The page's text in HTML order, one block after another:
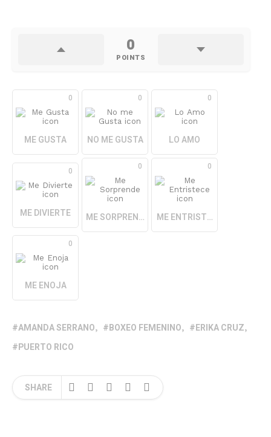
0
POINTS
0
ME GUSTA
0
NO ME GUSTA
0
LO AMO
0
ME DIVIERTE
0
ME SORPRENDE
0
ME ENTRISTECE
0
ME ENOJA
AMANDA SERRANO BOXEO FEMENINO
ERIKA CRUZ
PUERTO RICO
SHARE